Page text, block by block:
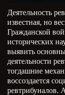
Деятельность
известная, но
Гражданской
исторических
выявить
деятельности
тогдашние
воссоздается
ревтрибуналов.